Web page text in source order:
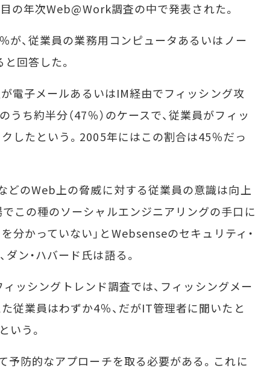
の年次Web@Work調査の中で発表された。
が、従業員の業務用コンピュータあるいはノー
回答した。
が電子メールあるいはIM経由でフィッシング攻
ち約半分（47％）のケースで、従業員がフィッ
したという。2005年にはこの割合は45％だっ
どのWeb上の脅威に対する従業員の意識は向上
でこの種のソーシャルエンジニアリングの手口に
分かっていない」とWebsenseのセキュリティ・
ン・ハバード氏は語る。
ッシングトレンド調査では、フィッシングメー
従業員はわずか4％、だがIT管理者に聞いたと
いう。
予防的なアプローチを取る必要がある。これに